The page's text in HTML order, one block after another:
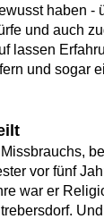
haben -
und auch
lassen
und sogar
vor fünf
war er